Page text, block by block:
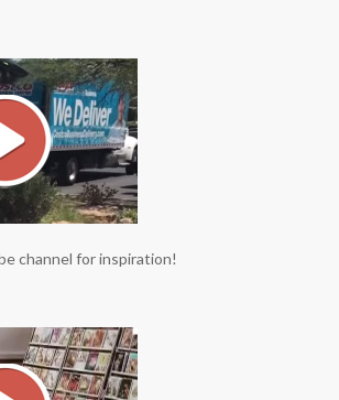
channel for inspiration!